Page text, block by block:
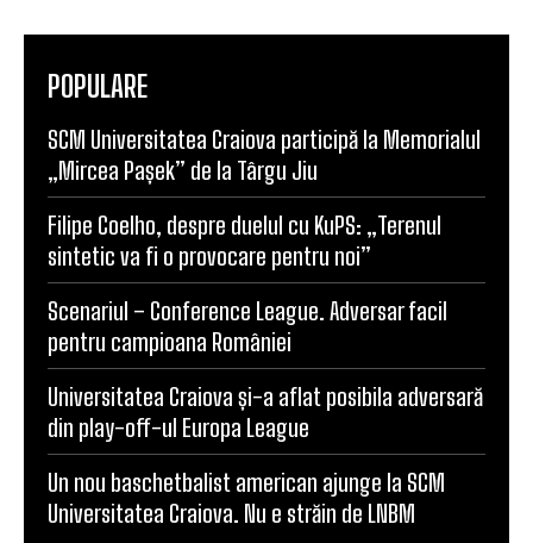
POPULARE
SCM Universitatea Craiova participă la Memorialul
„Mircea Pașek” de la Târgu Jiu
Filipe Coelho, despre duelul cu KuPS: „Terenul
sintetic va fi o provocare pentru noi”
Scenariul – Conference League. Adversar facil
pentru campioana României
Universitatea Craiova și-a aflat posibila adversară
din play-off-ul Europa League
Un nou baschetbalist american ajunge la SCM
Universitatea Craiova. Nu e străin de LNBM